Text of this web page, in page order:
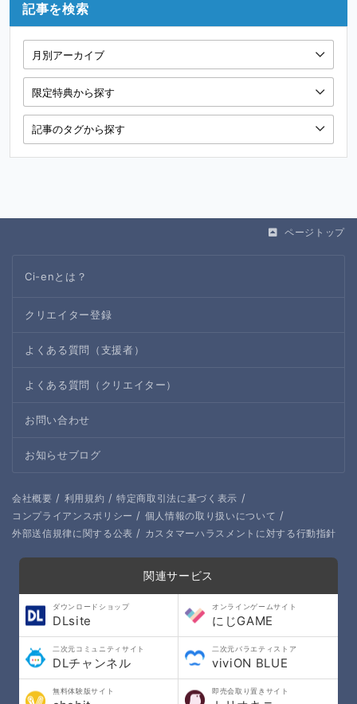
記事を検索
ページトップ
Ci-enとは？
クリエイター登録
よくある質問（支援者）
よくある質問（クリエイター）
お問い合わせ
お知らせブログ
会社概要 / 利用規約 / 特定商取引法に基づく表示 /
コンプライアンスポリシー / 個人情報の取り扱いについて /
外部送信規律に関する公表 / カスタマーハラスメントに対する行動指針
関連サービス
ダウンロードショップ
DLsite
オンラインゲームサイト
にじGAME
二次元コミュニティサイト
DLチャンネル
二次元バラエティストア
viviON BLUE
無料体験版サイト 即売会取り置きサイト